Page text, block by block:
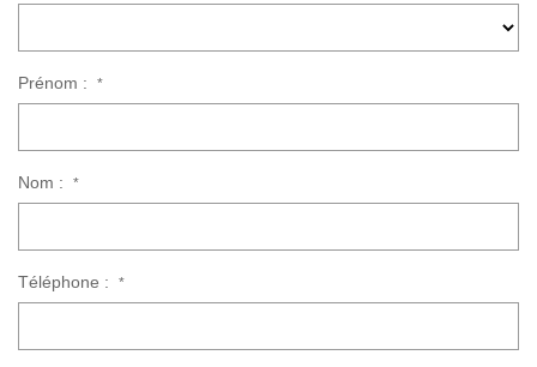
Prénom : *
Nom : *
Téléphone : *